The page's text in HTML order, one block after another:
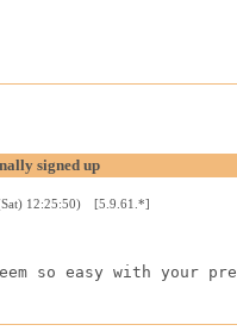
signed up
12:25:50) [5.9.61.*]
so easy with your